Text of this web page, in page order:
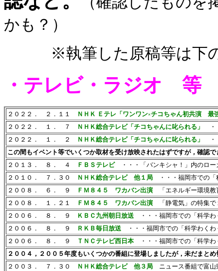
かも？）
※執筆した原稿等は下の
・テレビ・ラジオ
２０２２． ２．１１ ＮＨＫ Ｅテレ「ワンワン×チコちゃん初共演 最
２０２２． １． ７
ＮＨＫ総合テレビ「チコちゃんに叱られる」
・
２０２２． １． ２
ＮＨＫ総合テレビ「チコちゃんに叱られる」
・
この間もイベント等でいくつか取材を受け放映されたはずですが，確認
２０１３． ８． ４
ＦＢＳテレビ・・・「バンキシャ！」内のロー
２０１０． ７．３０
ＮＨＫ総合テレビ 他１局 ・・・福岡市での「
２００８． ６． ９
ＦＭ８４５ ワカバン出演
「エネルギー環境
２００８． １．２１
ＦＭ８４５ ワカバン出演
「静電気」の特集
２００６． ８． ９
ＫＢＣ九州朝日放送 ・・・福岡市での「科学わ
２００６． ８． ９
ＲＫＢ毎日放送 ・・・福岡市での「科学わくわ
２００６． ８． ９
ＴＮＣテレビ西日本 ・・・福岡市での「科学わ
２００４，２００５年度もいくつかの番組に登場しましたが，未だまと
２００３． ７．３０
ＮＨＫ総合テレビ 他３局 ニュース番組で富